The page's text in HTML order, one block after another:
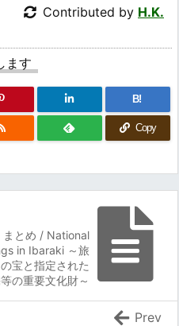
Contributed by H.K.
ます
B!
Copy
まとめ / National
in Ibaraki ～旅
宝と指定された
の重要文化財～
Prev